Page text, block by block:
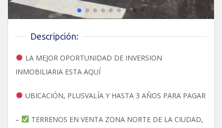
Descripción:
LA MEJOR OPORTUNIDAD DE INVERSION
INMOBILIARIA ESTA AQUÍ
UBICACIÓN, PLUSVALÍA Y HASTA 3 AÑOS PARA PAGAR
–
TERRENOS EN VENTA ZONA NORTE DE LA CIUDAD,